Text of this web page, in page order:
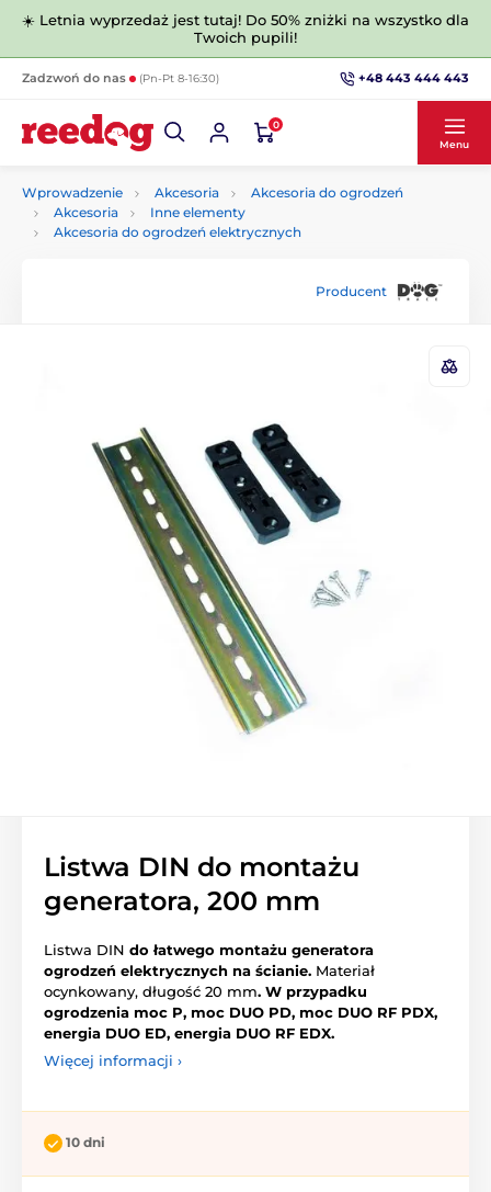
☀️ Letnia wyprzedaż jest tutaj! Do 50% zniżki na wszystko dla
Twoich pupili!
Zadzwoń do nas (Pn-Pt 8-16:30) +48 443 444 443
0
Menu
Wprowadzenie Akcesoria
Akcesoria do ogrodzeń
Akcesoria
Inne elementy
Akcesoria do ogrodzeń elektrycznych
Producent
Listwa DIN do montażu
generatora, 200 mm
Listwa DIN do łatwego montażu generatora
ogrodzeń elektrycznych na ścianie. Materiał
ocynkowany, długość 20 mm. W przypadku
ogrodzenia moc P, moc DUO PD, moc DUO RF PDX,
energia DUO ED, energia DUO RF EDX.
Więcej informacji ›
10 dni